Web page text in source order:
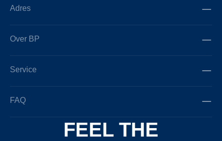
Adres
Over BP
Service
FAQ
FEEL THE